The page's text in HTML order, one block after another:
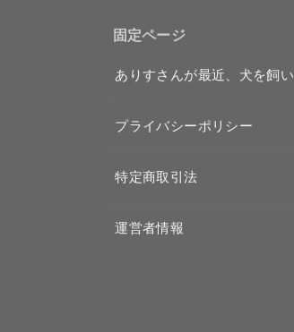
固定ページ
ありすさんが最近、犬を飼い
プライバシーポリシー
特定商取引法
運営者情報